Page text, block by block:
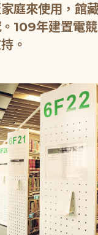
庭來使用，館
109年建置電
。